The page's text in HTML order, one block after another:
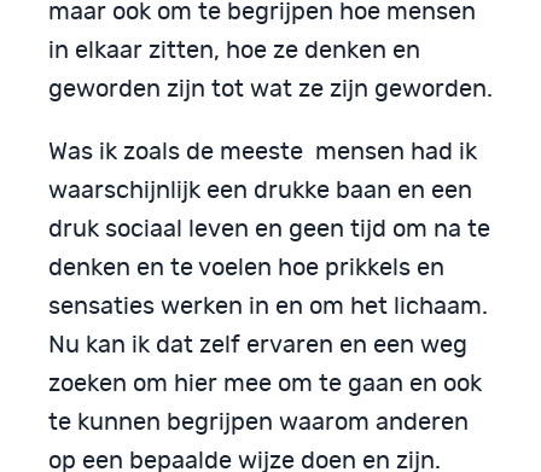
maar ook om te begrijpen hoe mensen
in elkaar zitten, hoe ze denken en
geworden zijn tot wat ze zijn geworden.
Was ik zoals de meeste mensen had ik
waarschijnlijk een drukke baan en een
druk sociaal leven en geen tijd om na te
denken en te voelen hoe prikkels en
sensaties werken in en om het lichaam.
Nu kan ik dat zelf ervaren en een weg
zoeken om hier mee om te gaan en ook
te kunnen begrijpen waarom anderen
op een bepaalde wijze doen en zijn.